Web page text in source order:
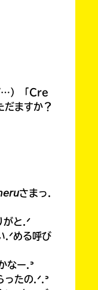
…）「Cre
ますか？
さまっ.
がと.ᐟ
.ᐟめる呼び
なー.ᐣ
ったの.ᐟ.ᐣ